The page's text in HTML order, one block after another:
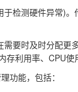
检测硬件异常)。
要时及时分配更
存利用率、CPU使
功能，包括：